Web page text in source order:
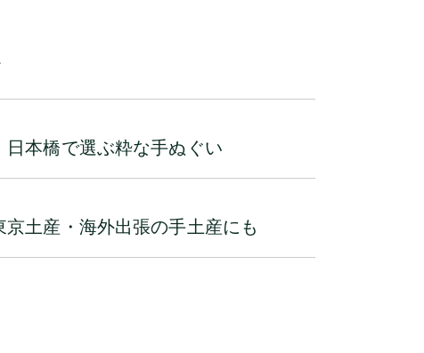
本橋で選ぶ粋な手ぬぐい
土産・海外出張の手土産にも